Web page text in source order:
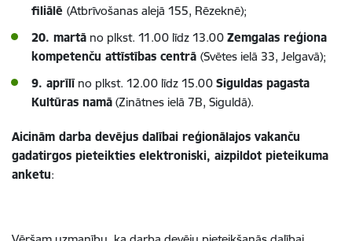
filiālē (Atbrīvošanas alejā 155, Rēzeknē);
20. martā no plkst. 11.00 līdz 13.00 Zemgalas reģiona
kompetenču attīstības centrā (Svētes ielā 33, Jelgavā);
9. aprīlīno plkst. 12.00 līdz 15.00 Siguldas pagasta
Kultūras namā (Zinātnes ielā 7B, Siguldā).
Aicinām darba devējus dalībai reģionālajos vakanču
gadatirgos pieteikties elektroniski, aizpildot pieteikuma
anketu: